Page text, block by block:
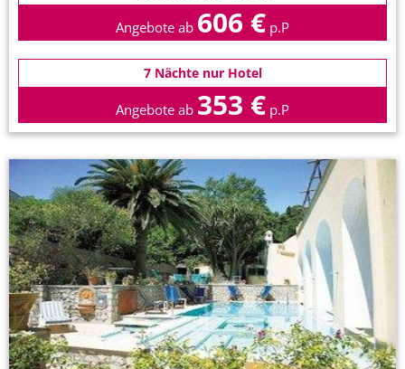
Angebote ab 606 € p.P
7 Nächte nur Hotel
Angebote ab 353 € p.P